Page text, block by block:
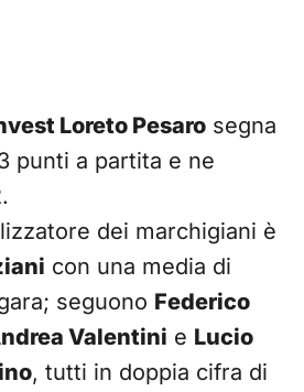
Loreto Pesaro segna
punti a partita e ne
dei marchigiani è
con una media di
seguono Federico
Valentini e Lucio
, tutti in doppia cifra di